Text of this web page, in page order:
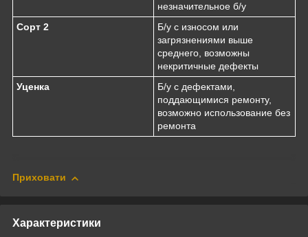
незначительное б/у
Сорт 2
Б/у с износом или
загрязнениями выше
среднего, возможны
некритичные дефекты
Уценка
Б/у с дефектами,
поддающимися ремонту,
возможно использование без
ремонта
Приховати
Характеристики